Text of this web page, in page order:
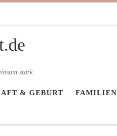
stark.
& GEBURT